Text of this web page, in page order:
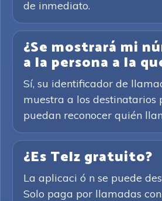
de inmediato.
¿Se mostrará mi
a la persona a la
Sí, su identificador de
muestra a los destinatarios
puedan reconocer quién
¿Es Telz gratuito?
La aplicaci ó n se puede
Solo paga por llamadas